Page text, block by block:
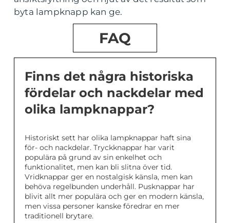
byta lampknapp kan ge.
FAQ
Finns det några historiska
fördelar och nackdelar med
olika lampknappar?
Historiskt sett har olika lampknappar haft sina
för- och nackdelar. Tryckknappar har varit
populära på grund av sin enkelhet och
funktionalitet, men kan bli slitna över tid.
Vridknappar ger en nostalgisk känsla, men kan
behöva regelbunden underhåll. Pusknappar har
blivit allt mer populära och ger en modern känsla,
men vissa personer kanske föredrar en mer
traditionell brytare.